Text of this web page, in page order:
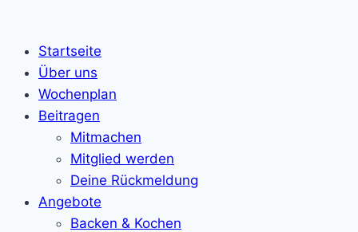
Startseite
Über uns
Wochenplan
Beitragen
Mitmachen
Mitglied werden
Deine Rückmeldung
Angebote
Backen & Kochen